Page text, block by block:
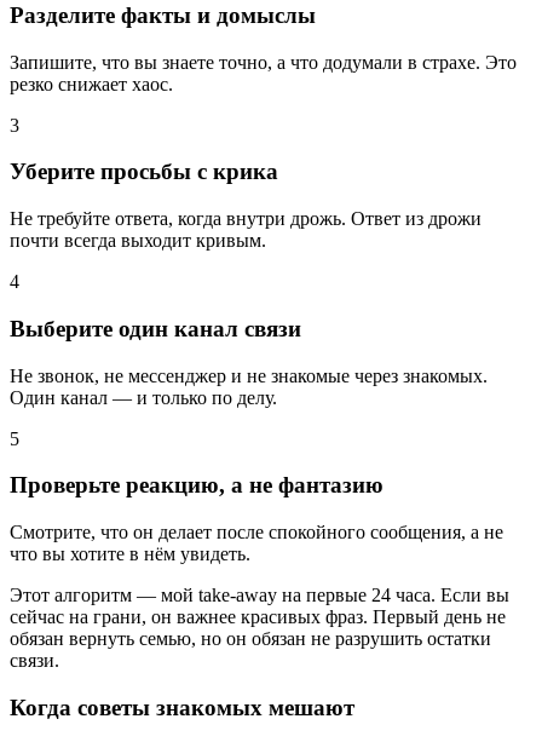
Разделите факты и домыслы
Запишите, что вы знаете точно, а что додумали в страхе. Это
резко снижает хаос.
3
Уберите просьбы с крика
Не требуйте ответа, когда внутри дрожь. Ответ из дрожи
почти всегда выходит кривым.
4
Выберите один канал связи
Не звонок, не мессенджер и не знакомые через знакомых.
Один канал — и только по делу.
5
Проверьте реакцию, а не фантазию
Смотрите, что он делает после спокойного сообщения, а не
что вы хотите в нём увидеть.
Этот алгоритм — мой take-away на первые 24 часа. Если вы
сейчас на грани, он важнее красивых фраз. Первый день не
обязан вернуть семью, но он обязан не разрушить остатки
связи.
Когда советы знакомых мешают